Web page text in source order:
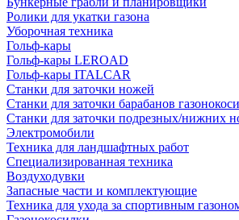
Ролики для укатки газона
Уборочная техника
Гольф-кары
Гольф-кары LEROAD
Гольф-кары ITALCAR
Станки для заточки ножей
Станки для заточки барабанов
Станки для заточки подрезных/нижних
Электромобили
Техника для ландшафтных работ
Специализированная техника
Воздуходувки
Запасные части и комплектующие
Техника для ухода за спортивным